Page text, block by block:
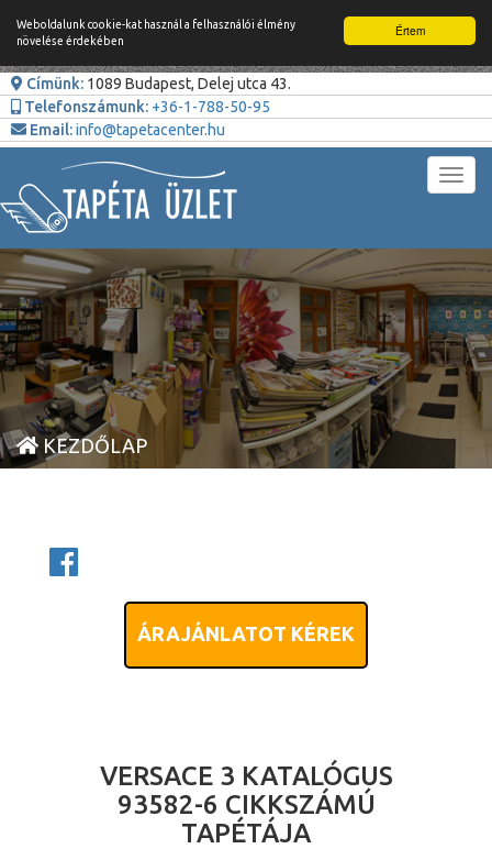
Értem
Weboldalunk cookie-kat használ a felhasználói élmény
növelése érdekében
Címünk: 1089 Budapest, Delej utca 43.
Telefonszámunk: +36-1-788-50-95
Email:info@tapetacenter.hu
KEZDŐLAP
ÁRAJÁNLATOT KÉREK
VERSACE 3 KATALÓGUS
93582-6 CIKKSZÁMÚ
TAPÉTÁJA